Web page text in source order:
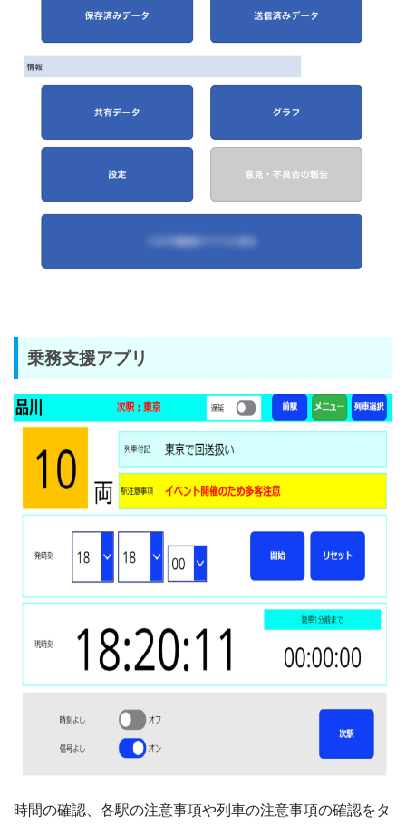
乗務支援アプリ
時間の確認、各駅の注意事項や列車の注意事項の確認をタ